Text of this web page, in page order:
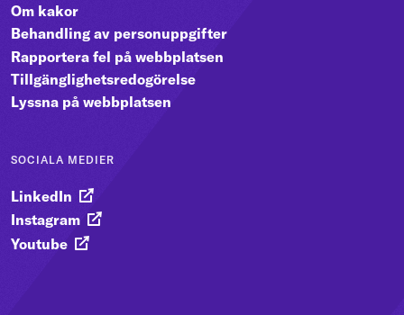
Om kakor
Behandling av personuppgifter
Rapportera fel på webbplatsen
Tillgänglighetsredogörelse
Lyssna på webbplatsen
SOCIALA MEDIER
LinkedIn
Instagram
Youtube